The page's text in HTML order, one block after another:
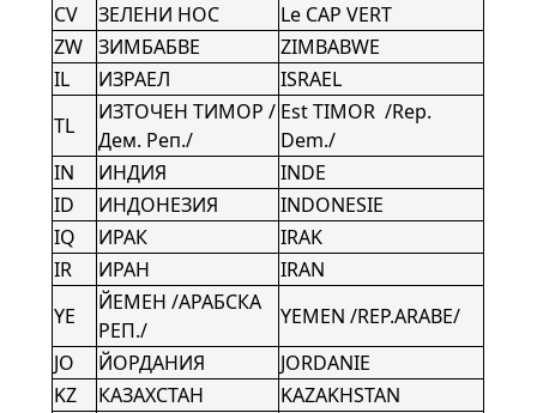
CV
ЗЕЛЕНИ НОС
Le CAP VERT
ZW
ЗИМБАБВЕ
ZIMBABWE
IL
ИЗРАЕЛ
ISRAEL
TL
ИЗТОЧЕН ТИМОР /
Дем. Реп./
Est TIMOR /Rep.
Dem./
IN
ИНДИЯ
INDE
ID
ИНДОНЕЗИЯ
INDONESIE
IQ
ИРАК
IRAK
IR
ИРАН
IRAN
YE
ЙЕМЕН /АРАБСКА
РЕП./
YEMEN /REP.ARABE/
JO
ЙОРДАНИЯ
JORDANIE
KZ
КАЗАХСТАН
KAZAKHSTAN